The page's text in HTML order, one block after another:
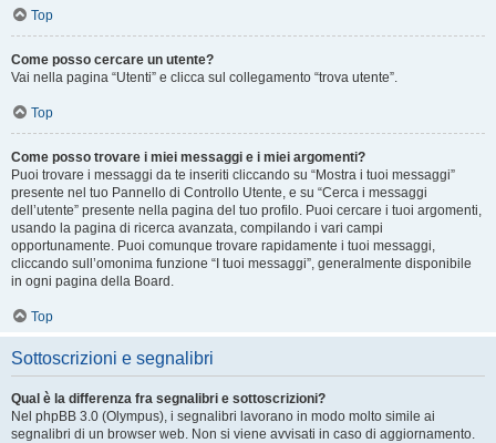
Top
Come posso cercare un utente?
Vai nella pagina “Utenti” e clicca sul collegamento “trova utente”.
Top
Come posso trovare i miei messaggi e i miei argomenti?
Puoi trovare i messaggi da te inseriti cliccando su “Mostra i tuoi messaggi”
presente nel tuo Pannello di Controllo Utente, e su “Cerca i messaggi
dell’utente” presente nella pagina del tuo profilo. Puoi cercare i tuoi argomenti,
usando la pagina di ricerca avanzata, compilando i vari campi
opportunamente. Puoi comunque trovare rapidamente i tuoi messaggi,
cliccando sull’omonima funzione “I tuoi messaggi”, generalmente disponibile
in ogni pagina della Board.
Top
Sottoscrizioni e segnalibri
Qual è la differenza fra segnalibri e sottoscrizioni?
Nel phpBB 3.0 (Olympus), i segnalibri lavorano in modo molto simile ai
segnalibri di un browser web. Non si viene avvisati in caso di aggiornamento.